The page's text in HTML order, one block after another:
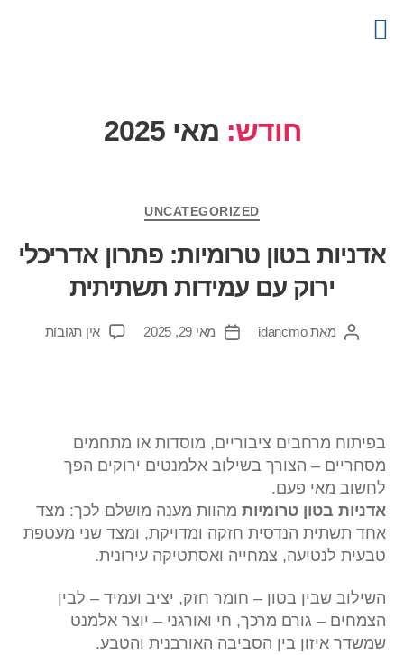
חודש: מאי 2025
UNCATEGORIZED
אדניות בטון טרומיות: פתרון אדריכלי
ירוק עם עמידות תשתיתית
מאתidancmo מאי 29, 2025 אין תגובות
בפיתוח מרחבים ציבוריים, מוסדות או מתחמים
מסחריים – הצורך בשילוב אלמנטים ירוקים הפך
לחשוב מאי פעם.
אדניות בטון טרומיות מהוות מענה מושלם לכך: מצד
אחד תשתית הנדסית חזקה ומדויקת, ומצד שני מעטפת
טבעית לנטיעה, צמחייה ואסתטיקה עירונית.
השילוב שבין בטון – חומר חזק, יציב ועמיד – לבין
הצמחים – גורם מרכך, חי ואורגני – יוצר אלמנט
שמשדר איזון בין הסביבה האורבנית והטבע.